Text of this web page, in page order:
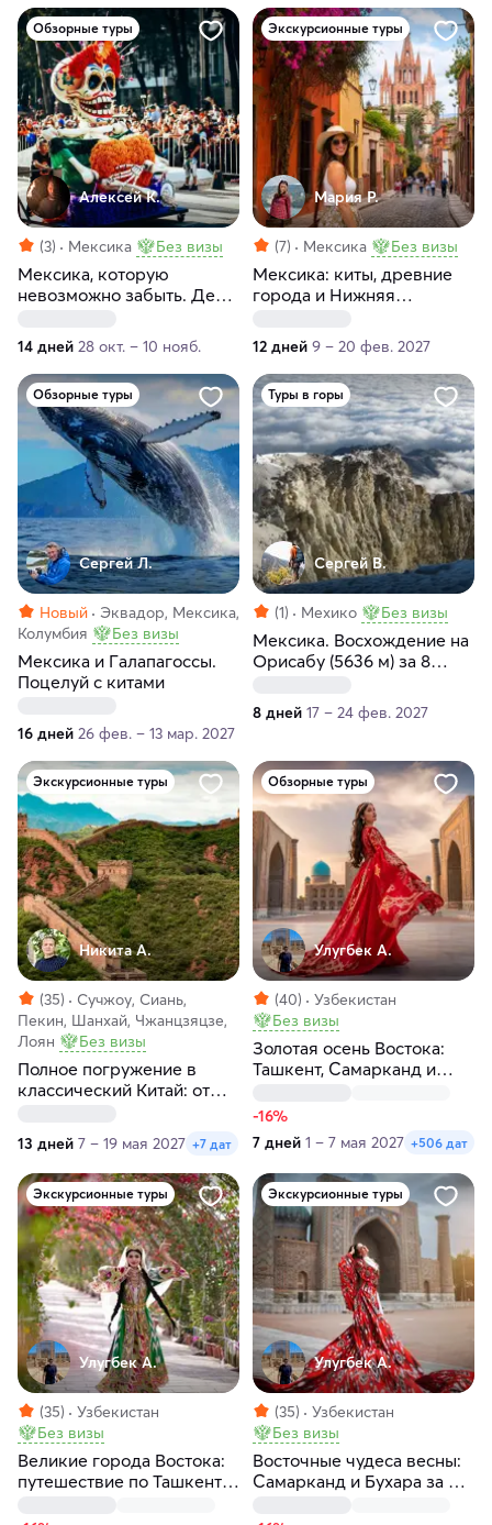
Обзорные туры
Алексей К.
(3) Мексика Без визы
Мексика, которую
невозможно забыть. День
14 дней 28 окт. – 10 нояб.
Экскурсионные туры
Мария Р.
(7) Мексика Без визы
Мексика: киты, древние
города и Нижняя
12 дней 9 – 20 фев. 2027
Обзорные туры
Сергей Л.
Новый
Эквадор, Мексика,
Колумбия
Без визы
Мексика и Галапагоссы.
Поцелуй с китами
16 дней 26 фев. – 13 мар. 2027
Туры в горы
Сергей В.
(1) Мехико Без визы
Мексика. Восхождение на
Орисабу (5636 м) за 8
8 дней 17 – 24 фев. 2027
Экскурсионные туры
Никита А.
(35)
Сучжоу, Сиань,
Пекин, Шанхай, Чжанцзяцзе,
Лоян
Без визы
Полное погружение в
классический Китай: от
13 дней 7 – 19 мая 2027 +7 дат
Обзорные туры
Улугбек А.
(40)
Узбекистан
Без визы
Золотая осень Востока:
Ташкент, Самарканд и
-16%
7 дней 1 – 7 мая 2027 +506 дат
Экскурсионные туры
Улугбек А.
(35)
Узбекистан
Без визы
Великие города Востока:
путешествие по Ташкенту,
Экскурсионные туры
Улугбек А.
(35)
Узбекистан
Без визы
Восточные чудеса весны:
Самарканд и Бухара за 6